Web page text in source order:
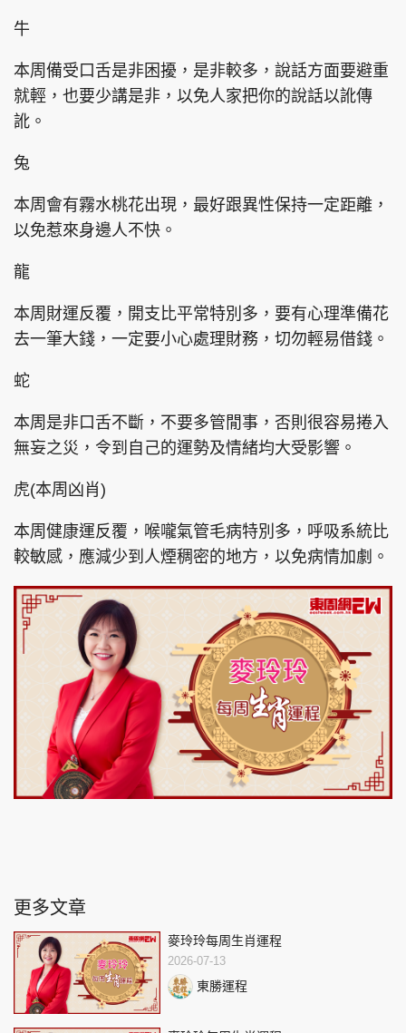
牛
本周備受口舌是非困擾，是非較多，說話方面要避重
就輕，也要少講是非，以免人家把你的說話以訛傳
訛。
兔
本周會有霧水桃花出現，最好跟異性保持一定距離，
以免惹來身邊人不快。
龍
本周財運反覆，開支比平常特別多，要有心理準備花
去一筆大錢，一定要小心處理財務，切勿輕易借錢。
蛇
本周是非口舌不斷，不要多管閒事，否則很容易捲入
無妄之災，令到自己的運勢及情緒均大受影響。
虎(本周凶肖)
本周健康運反覆，喉嚨氣管毛病特別多，呼吸系統比
較敏感，應減少到人煙稠密的地方，以免病情加劇。
更多文章
麥玲玲每周生肖運程
2026-07-13
東勝運程